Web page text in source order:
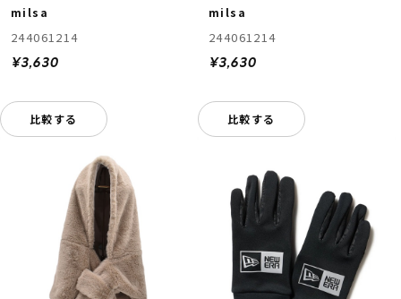
milsa
244061214
¥3,630
比較する
milsa
244061214
¥3,630
比較する